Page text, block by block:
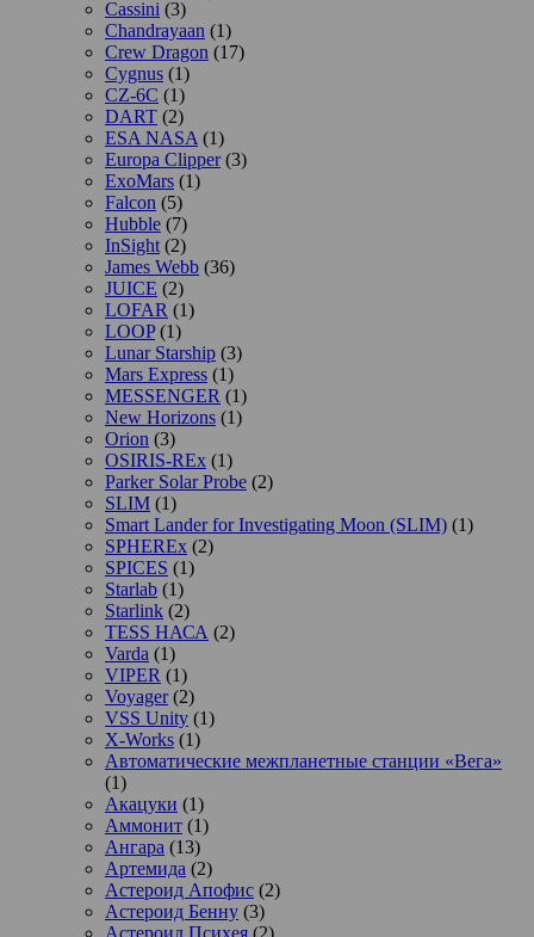
Cassini (3)
Chandrayaan (1)
Crew Dragon (17)
Cygnus (1)
CZ-6C (1)
DART (2)
ESA NASA (1)
Europa Clipper(3)
ExoMars (1)
Falcon (5)
Hubble (7)
InSight (2)
James Webb (36)
JUICE (2)
LOFAR (1)
LOOP(1)
Lunar Starship (3)
Mars Express (1)
MESSENGER (1)
New Horizons (1)
Orion (3)
OSIRIS-REx (1)
Parker Solar Probe (2)
SLIM (1)
Smart Lander for Investigating Moon (SLIM) (1)
SPHEREx (2)
SPICES (1)
Starlab (1)
Starlink (2)
TESS НАСА (2)
Varda (1)
VIPER (1)
Voyager(2)
VSS Unity (1)
X-Works (1)
Автоматические межпланетные станции «Вега»
(1)
Акацуки (1)
Аммонит (1)
Ангара (13)
Артемида (2)
Астероид Апофис (2)
Астероид Бенну (3)
Астероид Психея (2)